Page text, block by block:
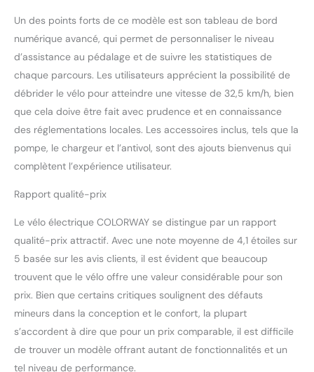
distance parcourue et
d’autres informations
essentielles pour un
contrôle optimal de votre
e-bike électrique.
Un des points forts de ce modèle est son tableau de bord
numérique avancé, qui permet de personnaliser le niveau
d’assistance au pédalage et de suivre les statistiques de
chaque parcours. Les utilisateurs apprécient la possibilité de
débrider le vélo pour atteindre une vitesse de 32,5 km/h, bien
que cela doive être fait avec prudence et en connaissance
des réglementations locales. Les accessoires inclus, tels que la
pompe, le chargeur et l’antivol, sont des ajouts bienvenus qui
complètent l’expérience utilisateur.
Rapport qualité-prix
Le vélo électrique COLORWAY se distingue par un rapport
qualité-prix attractif. Avec une note moyenne de 4,1 étoiles sur
5 basée sur les avis clients, il est évident que beaucoup
trouvent que le vélo offre une valeur considérable pour son
prix. Bien que certains critiques soulignent des défauts
mineurs dans la conception et le confort, la plupart
s’accordent à dire que pour un prix comparable, il est difficile
de trouver un modèle offrant autant de fonctionnalités et un
tel niveau de performance.